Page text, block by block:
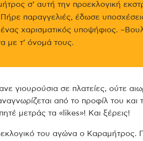
σ’ αυτή την προεκλογική
Πήρε παραγγελιές, έδωσε
ένας χαρισματικός υποψήφιος.
με τ’ όνομά τους.
γιουρούσια σε πλατείες, ούτε
από το προφίλ του και
μετράς τα «likes»! Και ξέρεις!
του αγώνα ο Καραμήτρος.